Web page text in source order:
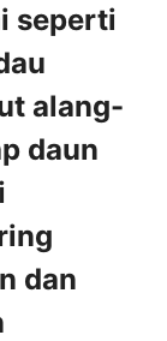
seperti
alang-
daun
dan